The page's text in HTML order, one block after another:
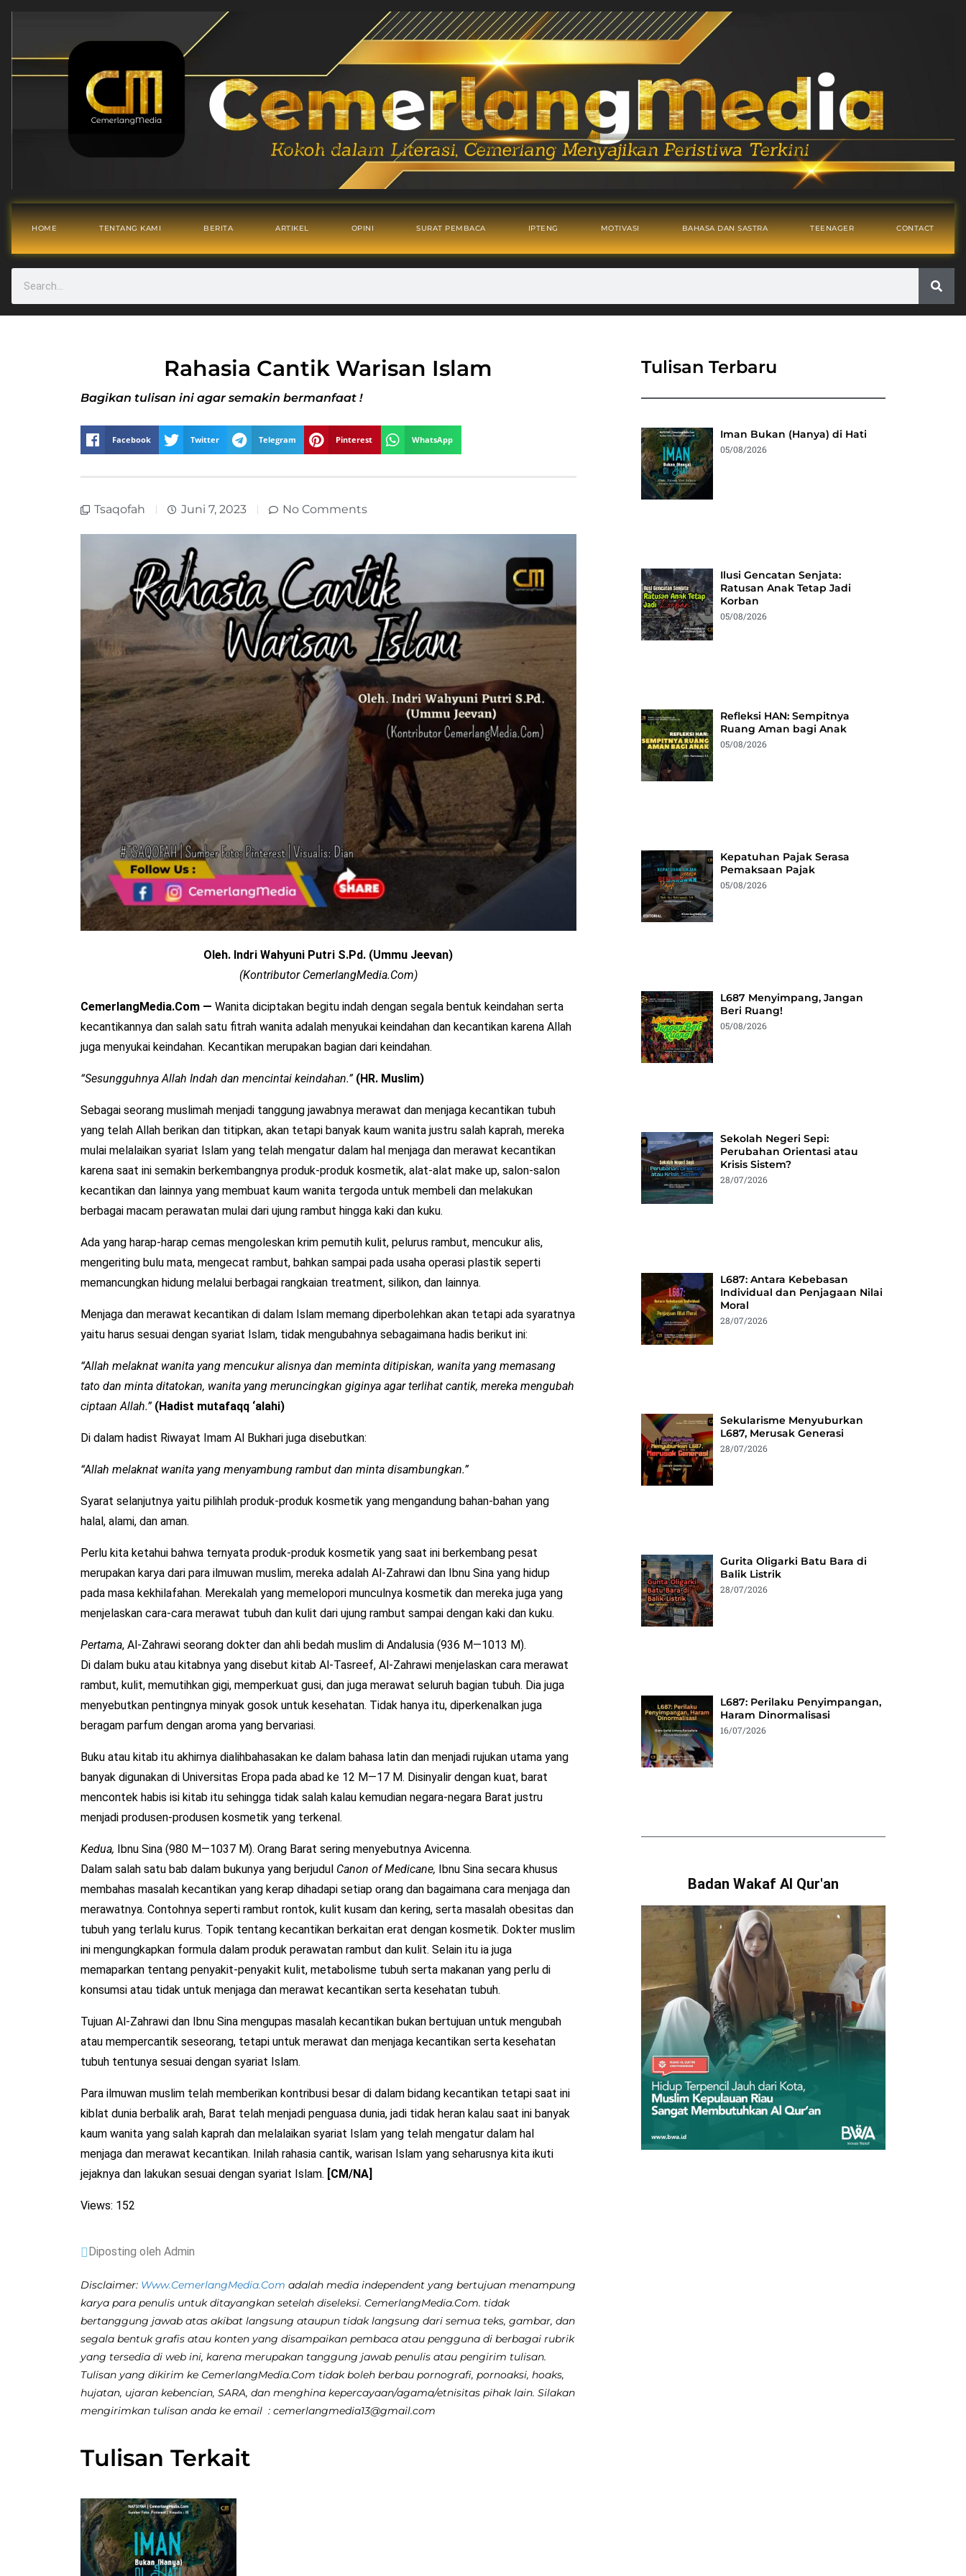
HOME TENTANG KAMI BERITA ARTIKEL OPINI SURAT PEMBACA IPTENG MOTIVASI BAHASA DAN SASTRA TEENAGER CONTACT
Rahasia Cantik Warisan Islam
Bagikan tulisan ini agar semakin bermanfaat !
Facebook Twitter Telegram Pinterest WhatsApp
Tsaqofah Juni 7, 2023 No Comments
Oleh. Indri Wahyuni Putri S.Pd. (Ummu Jeevan)
(Kontributor CemerlangMedia.Com)
CemerlangMedia.Com — Wanita diciptakan begitu indah dengan segala bentuk keindahan serta
kecantikannya dan salah satu fitrah wanita adalah menyukai keindahan dan kecantikan karena Allah
juga menyukai keindahan. Kecantikan merupakan bagian dari keindahan.
“Sesungguhnya Allah Indah dan mencintai keindahan.” (HR. Muslim)
Sebagai seorang muslimah menjadi tanggung jawabnya merawat dan menjaga kecantikan tubuh
yang telah Allah berikan dan titipkan, akan tetapi banyak kaum wanita justru salah kaprah, mereka
mulai melalaikan syariat Islam yang telah mengatur dalam hal menjaga dan merawat kecantikan
karena saat ini semakin berkembangnya produk-produk kosmetik, alat-alat make up, salon-salon
kecantikan dan lainnya yang membuat kaum wanita tergoda untuk membeli dan melakukan
berbagai macam perawatan mulai dari ujung rambut hingga kaki dan kuku.
Ada yang harap-harap cemas mengoleskan krim pemutih kulit, pelurus rambut, mencukur alis,
mengeriting bulu mata, mengecat rambut, bahkan sampai pada usaha operasi plastik seperti
memancungkan hidung melalui berbagai rangkaian treatment, silikon, dan lainnya.
Menjaga dan merawat kecantikan di dalam Islam memang diperbolehkan akan tetapi ada syaratnya
yaitu harus sesuai dengan syariat Islam, tidak mengubahnya sebagaimana hadis berikut ini:
“Allah melaknat wanita yang mencukur alisnya dan meminta ditipiskan, wanita yang memasang
tato dan minta ditatokan, wanita yang meruncingkan giginya agar terlihat cantik, mereka mengubah
ciptaan Allah.” (Hadist mutafaqq ‘alahi)
Di dalam hadist Riwayat Imam Al Bukhari juga disebutkan:
“Allah melaknat wanita yang menyambung rambut dan minta disambungkan.”
Syarat selanjutnya yaitu pilihlah produk-produk kosmetik yang mengandung bahan-bahan yang
halal, alami, dan aman.
Perlu kita ketahui bahwa ternyata produk-produk kosmetik yang saat ini berkembang pesat
merupakan karya dari para ilmuwan muslim, mereka adalah Al-Zahrawi dan Ibnu Sina yang hidup
pada masa kekhilafahan. Merekalah yang memelopori munculnya kosmetik dan mereka juga yang
menjelaskan cara-cara merawat tubuh dan kulit dari ujung rambut sampai dengan kaki dan kuku.
Pertama, Al-Zahrawi seorang dokter dan ahli bedah muslim di Andalusia (936 M—1013 M).
Di dalam buku atau kitabnya yang disebut kitab Al-Tasreef, Al-Zahrawi menjelaskan cara merawat
rambut, kulit, memutihkan gigi, memperkuat gusi, dan juga merawat seluruh bagian tubuh. Dia juga
menyebutkan pentingnya minyak gosok untuk kesehatan. Tidak hanya itu, diperkenalkan juga
beragam parfum dengan aroma yang bervariasi.
Buku atau kitab itu akhirnya dialihbahasakan ke dalam bahasa latin dan menjadi rujukan utama yang
banyak digunakan di Universitas Eropa pada abad ke 12 M—17 M. Disinyalir dengan kuat, barat
mencontek habis isi kitab itu sehingga tidak salah kalau kemudian negara-negara Barat justru
menjadi produsen-produsen kosmetik yang terkenal.
Kedua, Ibnu Sina (980 M—1037 M). Orang Barat sering menyebutnya Avicenna.
Dalam salah satu bab dalam bukunya yang berjudul Canon of Medicane, Ibnu Sina secara khusus
membahas masalah kecantikan yang kerap dihadapi setiap orang dan bagaimana cara menjaga dan
merawatnya. Contohnya seperti rambut rontok, kulit kusam dan kering, serta masalah obesitas dan
tubuh yang terlalu kurus. Topik tentang kecantikan berkaitan erat dengan kosmetik. Dokter muslim
ini mengungkapkan formula dalam produk perawatan rambut dan kulit. Selain itu ia juga
memaparkan tentang penyakit-penyakit kulit, metabolisme tubuh serta makanan yang perlu di
konsumsi atau tidak untuk menjaga dan merawat kecantikan serta kesehatan tubuh.
Tujuan Al-Zahrawi dan Ibnu Sina mengupas masalah kecantikan bukan bertujuan untuk mengubah
atau mempercantik seseorang, tetapi untuk merawat dan menjaga kecantikan serta kesehatan
tubuh tentunya sesuai dengan syariat Islam.
Para ilmuwan muslim telah memberikan kontribusi besar di dalam bidang kecantikan tetapi saat ini
kiblat dunia berbalik arah, Barat telah menjadi penguasa dunia, jadi tidak heran kalau saat ini banyak
kaum wanita yang salah kaprah dan melalaikan syariat Islam yang telah mengatur dalam hal
menjaga dan merawat kecantikan. Inilah rahasia cantik, warisan Islam yang seharusnya kita ikuti
jejaknya dan lakukan sesuai dengan syariat Islam. [CM/NA]
Views: 152
Diposting oleh Admin
Disclaimer: Www.CemerlangMedia.Com adalah media independent yang bertujuan menampung
karya para penulis untuk ditayangkan setelah diseleksi. CemerlangMedia.Com. tidak
bertanggung jawab atas akibat langsung ataupun tidak langsung dari semua teks, gambar, dan
segala bentuk grafis atau konten yang disampaikan pembaca atau pengguna di berbagai rubrik
yang tersedia di web ini, karena merupakan tanggung jawab penulis atau pengirim tulisan.
Tulisan yang dikirim ke CemerlangMedia.Com tidak boleh berbau pornografi, pornoaksi, hoaks,
hujatan, ujaran kebencian, SARA, dan menghina kepercayaan/agama/etnisitas pihak lain. Silakan
mengirimkan tulisan anda ke email : cemerlangmedia13@gmail.com
Tulisan Terkait
Tulisan Terbaru
Iman Bukan (Hanya) di Hati
05/08/2026
Ilusi Gencatan Senjata:
Ratusan Anak Tetap Jadi
Korban
05/08/2026
Refleksi HAN: Sempitnya
Ruang Aman bagi Anak
05/08/2026
Kepatuhan Pajak Serasa
Pemaksaan Pajak
05/08/2026
L687 Menyimpang, Jangan
Beri Ruang!
05/08/2026
Sekolah Negeri Sepi:
Perubahan Orientasi atau
Krisis Sistem?
28/07/2026
L687: Antara Kebebasan
Individual dan Penjagaan Nilai
Moral
28/07/2026
Sekularisme Menyuburkan
L687, Merusak Generasi
28/07/2026
Gurita Oligarki Batu Bara di
Balik Listrik
28/07/2026
L687: Perilaku Penyimpangan,
Haram Dinormalisasi
16/07/2026
Badan Wakaf Al Qur'an